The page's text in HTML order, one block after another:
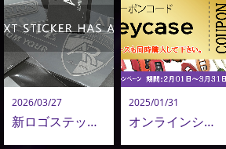
2026/03/27
新ロゴステッカーシリーズ、発売開始！|2026
2025/01/31
オンラインショップ限定スプリングキャンペーン｜レザーキーケースプレゼント